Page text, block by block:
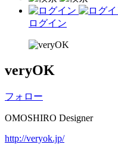
ログイン
veryOK
フォロー
OMOSHIRO Designer
http://veryok.jp/